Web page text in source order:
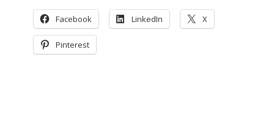
Facebook LinkedIn X
Pinterest